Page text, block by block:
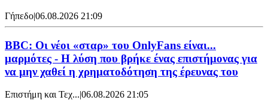
Γήπεδο|06.08.2026 21:09
BBC: Οι νέοι «σταρ» του OnlyFans είναι...
μαρμότες - Η λύση που βρήκε ένας επιστήμονας για
να μην χαθεί η χρηματοδότηση της έρευνας του
Επιστήμη και Τεχ...|06.08.2026 21:05